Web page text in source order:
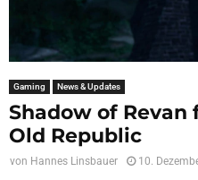
Gaming News & Updates
Shadow of Revan
Old Republic
von Hannes Linsbauer 10.